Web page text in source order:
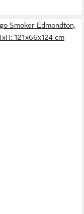
Smoker Edmondton,
121x66x124 cm